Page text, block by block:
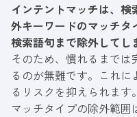
インテントマッチは、
外キーワードのマッチタ
検索語句まで除外してし
そのため、慣れるまで
るのが無難です。これ
るリスクを抑えられます。
マッチタイプの除外範